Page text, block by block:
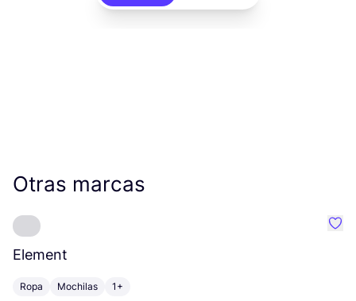
Otras marcas
Element
Ropa Mochilas 1+